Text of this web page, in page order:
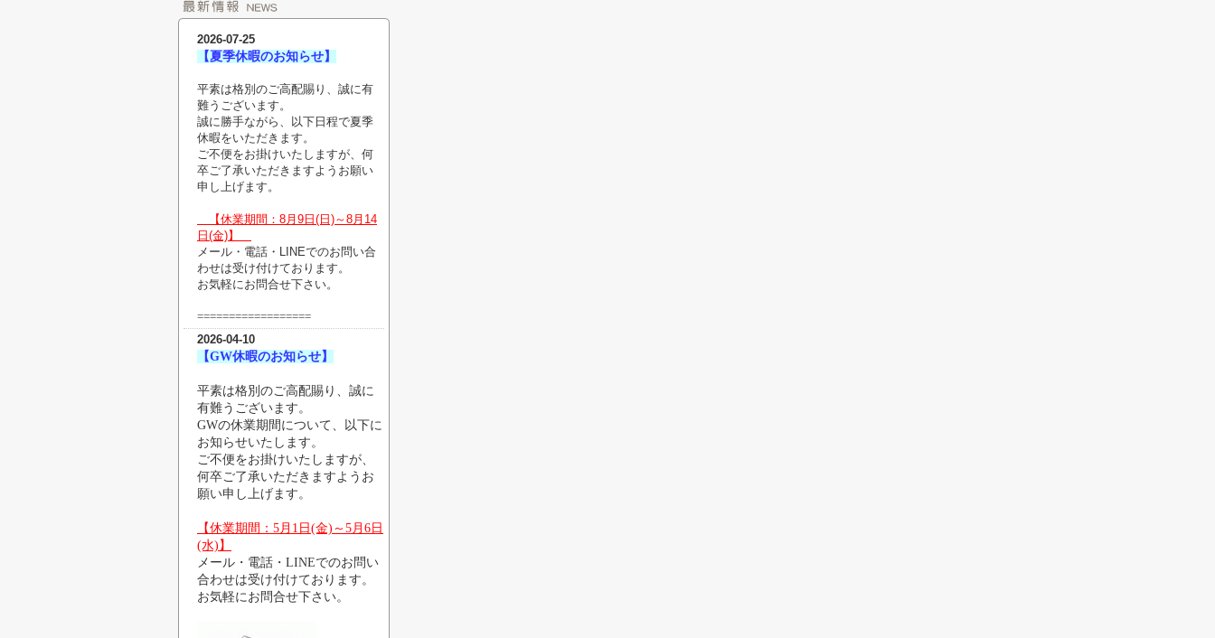
2026-07-25
【夏季休暇のお知らせ】
平素は格別のご高配賜り、誠に有
難うございます。
誠に勝手ながら、以下日程で夏季
休暇をいただきます。
ご不便をお掛けいたしますが、何
卒ご了承いただきますようお願い
申し上げます。
【休業期間：8月9 日(日)～8月14
日(金)】
メール・電話・LINEでのお問い合
わせは受け付けております。
お気軽にお問合せ下さい。
==================
2026-04-10
【GW休暇のお知らせ】
平素は格別のご高配賜り、誠に
有難うございます。
GWの休業期間について、以下に
お知らせいたします。
ご不便をお掛けいたしますが、
何卒ご了承いただきますようお
願い申し上げます。
【休業期間： 5月1日(金)～5月6日
(水) 】
メール・電話・LINEでのお問い
合わせは受け付けております。
お気軽にお問合せ下さい。